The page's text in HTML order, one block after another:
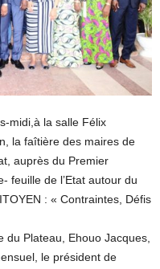
midi,à la salle Félix
la faîtière des maires de
auprès du Premier
feuille de l’Etat autour du
: « Contraintes, Défis
du Plateau, Ehouo Jacques,
le président de